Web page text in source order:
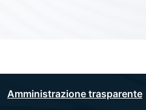
Amministrazione trasparente